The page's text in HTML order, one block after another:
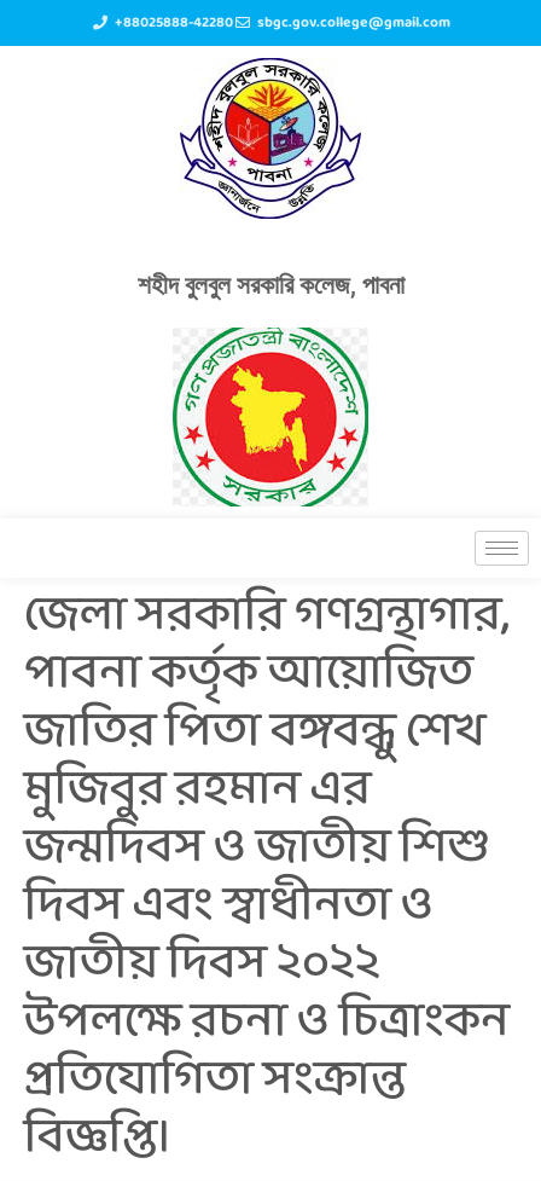
+88025888-42280 sbgc.gov.college@gmail.com
শহীদ বুলবুল সরকারি কলেজ, পাবনা
জেলা সরকারি গণগ্রন্থাগার,
পাবনা কর্তৃক আয়োজিত
জাতির পিতা বঙ্গবন্ধু শেখ
মুজিবুর রহমান এর
জন্মদিবস ও জাতীয় শিশু
দিবস এবং স্বাধীনতা ও
জাতীয় দিবস ২০২২
উপলক্ষে রচনা ও চিত্রাংকন
প্রতিযোগিতা সংক্রান্ত
বিজ্ঞপ্তি।